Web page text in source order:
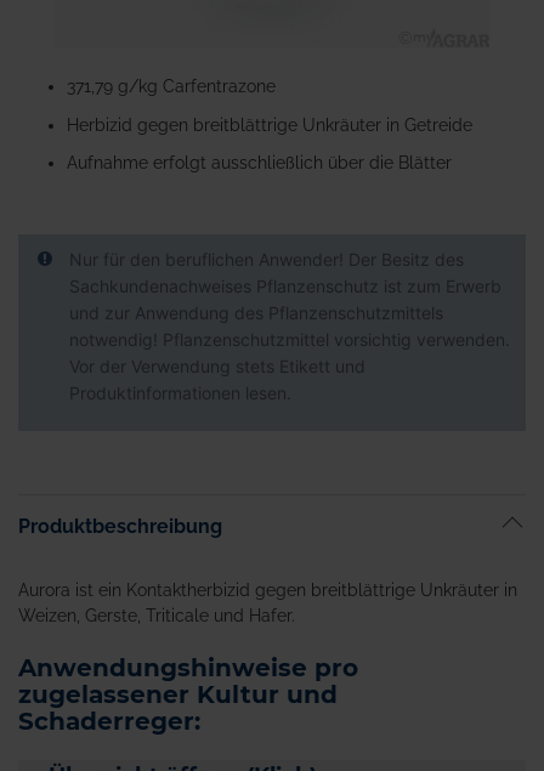
Anfang
Bildgalerie
springen
371,79 g/kg Carfentrazone
Herbizid gegen breitblättrige Unkräuter in Getreide
Aufnahme erfolgt ausschließlich über die Blätter
Nur für den beruflichen Anwender! Der Besitz des
Sachkundenachweises Pflanzenschutz ist zum Erwerb
und zur Anwendung des Pflanzenschutzmittels
notwendig! Pflanzenschutzmittel vorsichtig verwenden.
Vor der Verwendung stets Etikett und
Produktinformationen lesen.
Produktbeschreibung
Aurora ist ein Kontaktherbizid gegen breitblättrige Unkräuter in
Weizen, Gerste, Triticale und Hafer.
Anwendungshinweise pro
zugelassener Kultur und
Schaderreger: